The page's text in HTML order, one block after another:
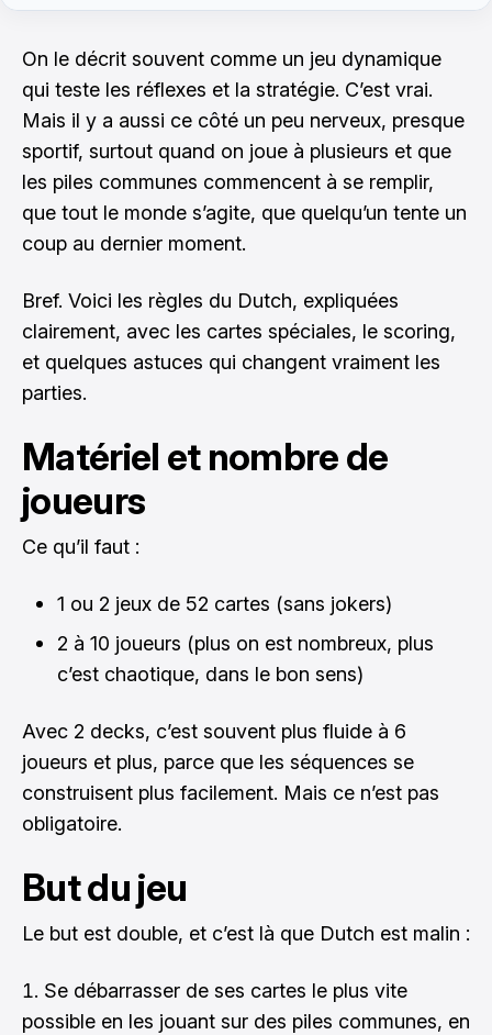
On le décrit souvent comme un jeu dynamique
qui teste les réflexes et la stratégie. C’est vrai.
Mais il y a aussi ce côté un peu nerveux, presque
sportif, surtout quand on joue à plusieurs et que
les piles communes commencent à se remplir,
que tout le monde s’agite, que quelqu’un tente un
coup au dernier moment.
Bref. Voici les règles du Dutch, expliquées
clairement, avec les cartes spéciales, le scoring,
et quelques astuces qui changent vraiment les
parties.
Matériel et nombre de
joueurs
Ce qu’il faut :
1 ou 2 jeux de 52 cartes (sans jokers)
2 à 10 joueurs (plus on est nombreux, plus
c’est chaotique, dans le bon sens)
Avec 2 decks, c’est souvent plus fluide à 6
joueurs et plus, parce que les séquences se
construisent plus facilement. Mais ce n’est pas
obligatoire.
But du jeu
Le but est double, et c’est là que Dutch est malin :
Se débarrasser de ses cartes le plus vite
possible en les jouant sur des piles communes, en